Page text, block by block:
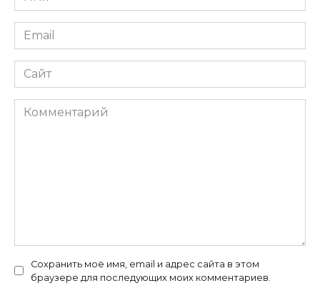
*
Email
*
Сайт
Комментарий
Сохранить моё имя, email и адрес сайта в этом
браузере для последующих моих комментариев.